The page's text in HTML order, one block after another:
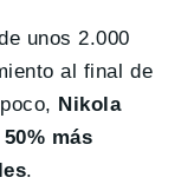
unos 2.000
al final de
Nikola
más
.